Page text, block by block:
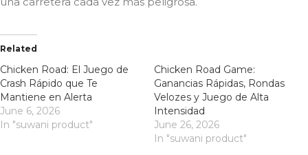
Related
Chicken Road: El Juego de
Crash Rápido que Te
Mantiene en Alerta
June 6, 2026
In "suwani product"
Chicken Road Game:
Ganancias Rápidas, Rondas
Velozes y Juego de Alta
Intensidad
June 26, 2026
In "suwani product"